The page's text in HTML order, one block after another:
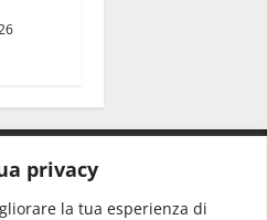
privacy
la tua esperienza di